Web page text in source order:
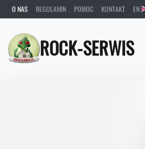
O NAS REGULAMIN POMOC KONTAKT EN
ROCK-SERWIS